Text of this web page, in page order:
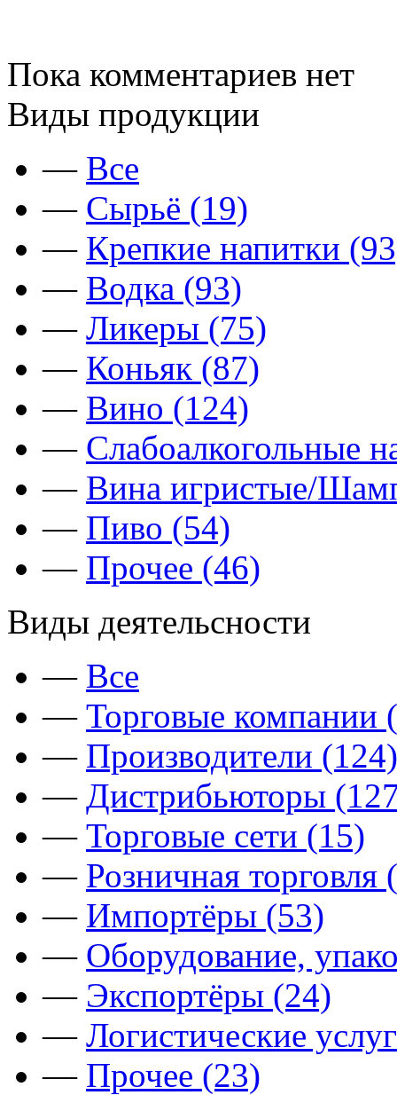
Пока комментариев нет
Виды продукции
— Все
— Сырьё (19)
— Крепкие напитки
— Водка (93)
— Ликеры (75)
— Коньяк (87)
— Вино (124)
— Слабоалкогольные
— Вина игристые/
— Пиво (54)
— Прочее (46)
Виды деятельсности
— Все
— Торговые компании
— Производители (124)
— Дистрибьюторы
— Торговые сети (15)
— Розничная торговля
— Импортёры (53)
— Оборудование,
— Экспортёры (24)
— Логистические
— Прочее (23)